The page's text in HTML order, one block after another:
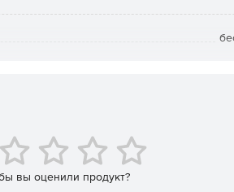
вы оценили продукт?